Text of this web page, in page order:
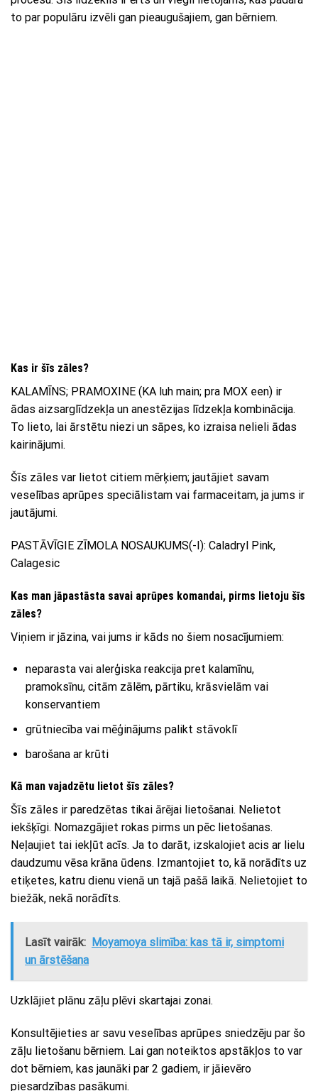
to par populāru izvēli gan pieaugušajiem, gan bērniem.
Kas ir šīs zāles?
KALAMĪNS; PRAMOXINE (KA luh main; pra MOX een) ir
ādas aizsarglīdzekļa un anestēzijas līdzekļa kombinācija.
To lieto, lai ārstētu niezi un sāpes, ko izraisa nelieli ādas
kairinājumi.
Šīs zāles var lietot citiem mērķiem; jautājiet savam
veselības aprūpes speciālistam vai farmaceitam, ja jums ir
jautājumi.
PASTĀVĪGIE ZĪMOLA NOSAUKUMS(-I): Caladryl Pink,
Calagesic
Kas man jāpastāsta savai aprūpes komandai, pirms lietoju šīs
zāles?
Viņiem ir jāzina, vai jums ir kāds no šiem nosacījumiem:
neparasta vai alerģiska reakcija pret kalamīnu,
pramoksīnu, citām zālēm, pārtiku, krāsvielām vai
konservantiem
grūtniecība vai mēģinājums palikt stāvoklī
barošana ar krūti
Kā man vajadzētu lietot šīs zāles?
Šīs zāles ir paredzētas tikai ārējai lietošanai. Nelietot
iekšķīgi. Nomazgājiet rokas pirms un pēc lietošanas.
Neļaujiet tai iekļūt acīs. Ja to darāt, izskalojiet acis ar lielu
daudzumu vēsa krāna ūdens. Izmantojiet to, kā norādīts uz
etiķetes, katru dienu vienā un tajā pašā laikā. Nelietojiet to
biežāk, nekā norādīts.
Lasīt vairāk: Moyamoya slimība: kas tā ir, simptomi
un ārstēšana
Uzklājiet plānu zāļu plēvi skartajai zonai.
Konsultējieties ar savu veselības aprūpes sniedzēju par šo
zāļu lietošanu bērniem. Lai gan noteiktos apstākļos to var
dot bērniem, kas jaunāki par 2 gadiem, ir jāievēro
piesardzības pasākumi.